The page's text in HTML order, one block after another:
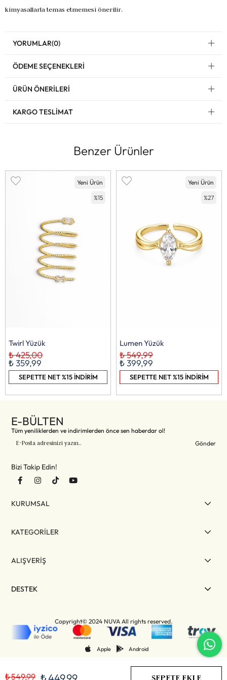
kimyasallarla temas etmemesi önerilir.
YORUMLAR(0)
ÖDEME SEÇENEKLERI
ÜRÜN ÖNERILERI
KARGO TESLIMAT
Benzer Ürünler
Twirl Yüzük
₺ 359,99
₺ 425,00
SEPETTE NET %15 İNDİRİM
Yeni Ürün
%15
Lumen Yüzük
₺ 399,99
₺ 549,99
SEPETTE NET %15 İNDİRİM
Yeni Ürün
%27
₺ 549,99 ₺ 449,99
E-BÜLTEN
Tüm yeniliklerden ve indirimlerden önce sen haberdar ol!
Gönder
Bizi Takip Edin!
KURUMSAL
KATEGORİLER
ALIŞVERİŞ
DESTEK
Copyright© 2024 NUVA All rights reserved.
Apple Android